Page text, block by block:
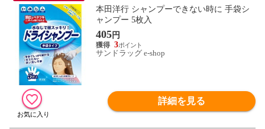
本田洋行 シャンプーできない時に 手袋シ
ャンプー 5枚入
405円
3
サンドラッグ e-shop
詳細を見る